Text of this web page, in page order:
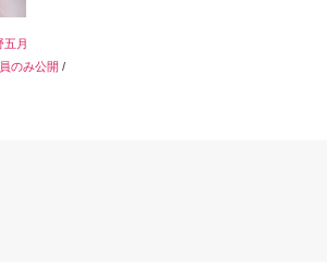
五月
のみ公開 /